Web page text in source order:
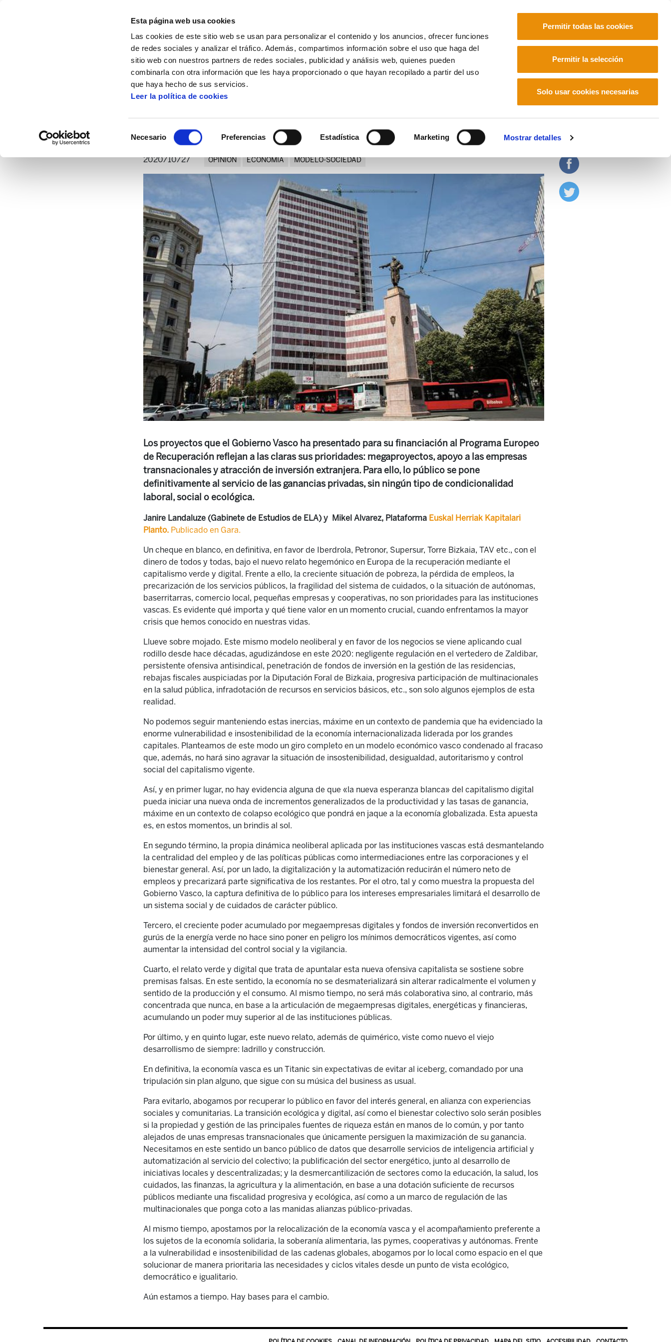
Esta página web usa cookies
Las cookies de este sitio web se usan para personalizar el contenido y los anuncios, ofrecer funciones
de redes sociales y analizar el tráfico. Además, compartimos información sobre el uso que haga del
sitio web con nuestros partners de redes sociales, publicidad y análisis web, quienes pueden
combinarla con otra información que les haya proporcionado o que hayan recopilado a partir del uso
que haya hecho de sus servicios.
Leer la política de cookies
Necesario Preferencias Estadística Marketing Mostrar detalles
Permitir todas las cookies
Permitir la selección
Solo usar cookies necesarias
Nuevo relato verde y digital, mismo modelo económico caduco e injusto
Nuevo relato verde y digital, mismo modelo económico caduco e injusto
2020/10/27 OPINION ECONOMIA MODELO-SOCIEDAD
Los proyectos que el Gobierno Vasco ha presentado para su financiación al Programa Europeo
de Recuperación reflejan a las claras sus prioridades: megaproyectos, apoyo a las empresas
transnacionales y atracción de inversión extranjera. Para ello, lo público se pone
definitivamente al servicio de las ganancias privadas, sin ningún tipo de condicionalidad
laboral, social o ecológica.
Janire Landaluze (Gabinete de Estudios de ELA) y Mikel Alvarez, Plataforma Euskal Herriak Kapitalari
Planto. Publicado en Gara.
Un cheque en blanco, en definitiva, en favor de Iberdrola, Petronor, Supersur, Torre Bizkaia, TAV etc., con el
dinero de todos y todas, bajo el nuevo relato hegemónico en Europa de la recuperación mediante el
capitalismo verde y digital. Frente a ello, la creciente situación de pobreza, la pérdida de empleos, la
precarización de los servicios públicos, la fragilidad del sistema de cuidados, o la situación de autónomas,
baserritarras, comercio local, pequeñas empresas y cooperativas, no son prioridades para las instituciones
vascas. Es evidente qué importa y qué tiene valor en un momento crucial, cuando enfrentamos la mayor
crisis que hemos conocido en nuestras vidas.
Llueve sobre mojado. Este mismo modelo neoliberal y en favor de los negocios se viene aplicando cual
rodillo desde hace décadas, agudizándose en este 2020: negligente regulación en el vertedero de Zaldibar,
persistente ofensiva antisindical, penetración de fondos de inversión en la gestión de las residencias,
rebajas fiscales auspiciadas por la Diputación Foral de Bizkaia, progresiva participación de multinacionales
en la salud pública, infradotación de recursos en servicios básicos, etc., son solo algunos ejemplos de esta
realidad.
No podemos seguir manteniendo estas inercias, máxime en un contexto de pandemia que ha evidenciado la
enorme vulnerabilidad e insostenibilidad de la economía internacionalizada liderada por los grandes
capitales. Planteamos de este modo un giro completo en un modelo económico vasco condenado al fracaso
que, además, no hará sino agravar la situación de insostenibilidad, desigualdad, autoritarismo y control
social del capitalismo vigente.
Así, y en primer lugar, no hay evidencia alguna de que «la nueva esperanza blanca» del capitalismo digital
pueda iniciar una nueva onda de incrementos generalizados de la productividad y las tasas de ganancia,
máxime en un contexto de colapso ecológico que pondrá en jaque a la economía globalizada. Esta apuesta
es, en estos momentos, un brindis al sol.
En segundo término, la propia dinámica neoliberal aplicada por las instituciones vascas está desmantelando
la centralidad del empleo y de las políticas públicas como intermediaciones entre las corporaciones y el
bienestar general. Así, por un lado, la digitalización y la automatización reducirán el número neto de
empleos y precarizará parte significativa de los restantes. Por el otro, tal y como muestra la propuesta del
Gobierno Vasco, la captura definitiva de lo público para los intereses empresariales limitará el desarrollo de
un sistema social y de cuidados de carácter público.
Tercero, el creciente poder acumulado por megaempresas digitales y fondos de inversión reconvertidos en
gurús de la energía verde no hace sino poner en peligro los mínimos democráticos vigentes, así como
aumentar la intensidad del control social y la vigilancia.
Cuarto, el relato verde y digital que trata de apuntalar esta nueva ofensiva capitalista se sostiene sobre
premisas falsas. En este sentido, la economía no se desmaterializará sin alterar radicalmente el volumen y
sentido de la producción y el consumo. Al mismo tiempo, no será más colaborativa sino, al contrario, más
concentrada que nunca, en base a la articulación de megaempresas digitales, energéticas y financieras,
acumulando un poder muy superior al de las instituciones públicas.
Por último, y en quinto lugar, este nuevo relato, además de quimérico, viste como nuevo el viejo
desarrollismo de siempre: ladrillo y construcción.
En definitiva, la economía vasca es un Titanic sin expectativas de evitar al iceberg, comandado por una
tripulación sin plan alguno, que sigue con su música del business as usual.
Para evitarlo, abogamos por recuperar lo público en favor del interés general, en alianza con experiencias
sociales y comunitarias. La transición ecológica y digital, así como el bienestar colectivo solo serán posibles
si la propiedad y gestión de las principales fuentes de riqueza están en manos de lo común, y por tanto
alejados de unas empresas transnacionales que únicamente persiguen la maximización de su ganancia.
Necesitamos en este sentido un banco público de datos que desarrolle servicios de inteligencia artificial y
automatización al servicio del colectivo; la publificación del sector energético, junto al desarrollo de
iniciativas locales y descentralizadas; y la desmercantilización de sectores como la educación, la salud, los
cuidados, las finanzas, la agricultura y la alimentación, en base a una dotación suficiente de recursos
públicos mediante una fiscalidad progresiva y ecológica, así como a un marco de regulación de las
multinacionales que ponga coto a las manidas alianzas público-privadas.
Al mismo tiempo, apostamos por la relocalización de la economía vasca y el acompañamiento preferente a
los sujetos de la economía solidaria, la soberanía alimentaria, las pymes, cooperativas y autónomas. Frente
a la vulnerabilidad e insostenibilidad de las cadenas globales, abogamos por lo local como espacio en el que
solucionar de manera prioritaria las necesidades y ciclos vitales desde un punto de vista ecológico,
democrático e igualitario.
Aún estamos a tiempo. Hay bases para el cambio.